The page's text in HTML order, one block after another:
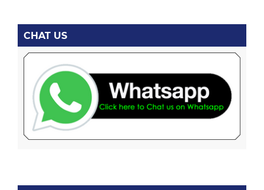
CHAT US